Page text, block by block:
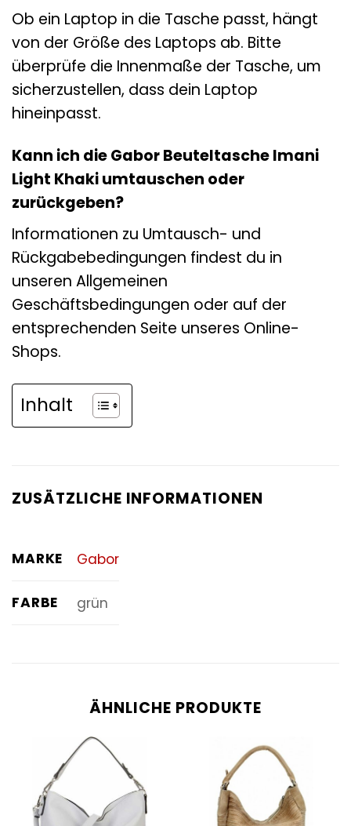
Ob ein Laptop in die Tasche passt, hängt
von der Größe des Laptops ab. Bitte
überprüfe die Innenmaße der Tasche, um
sicherzustellen, dass dein Laptop
hineinpasst.
Kann ich die Gabor Beuteltasche Imani
Light Khaki umtauschen oder
zurückgeben?
Informationen zu Umtausch- und
Rückgabebedingungen findest du in
unseren Allgemeinen
Geschäftsbedingungen oder auf der
entsprechenden Seite unseres Online-
Shops.
Inhalt
ZUSÄTZLICHE INFORMATIONEN
MARKE Gabor
FARBE grün
ÄHNLICHE PRODUKTE